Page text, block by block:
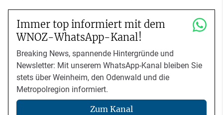
Immer top informiert mit dem
WNOZ-WhatsApp-Kanal!
Breaking News, spannende Hintergründe und
Newsletter: Mit unserem WhatsApp-Kanal bleiben Sie
stets über Weinheim, den Odenwald und die
Metropolregion informiert.
Zum Kanal